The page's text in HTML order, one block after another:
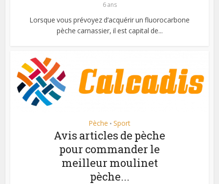
6 ans
Lorsque vous prévoyez d’acquérir un fluorocarbone
pèche carnassier, il est capital de...
Pèche • Sport
Avis articles de pèche
pour commander le
meilleur moulinet
pèche...